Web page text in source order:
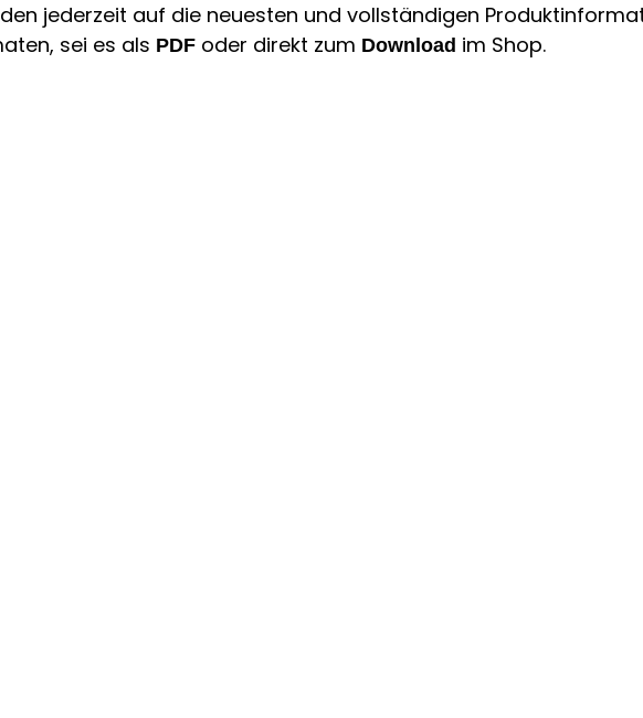
jederzeit auf die neuesten und vollständigen
sei es als PDF oder direkt zum Download im Shop.